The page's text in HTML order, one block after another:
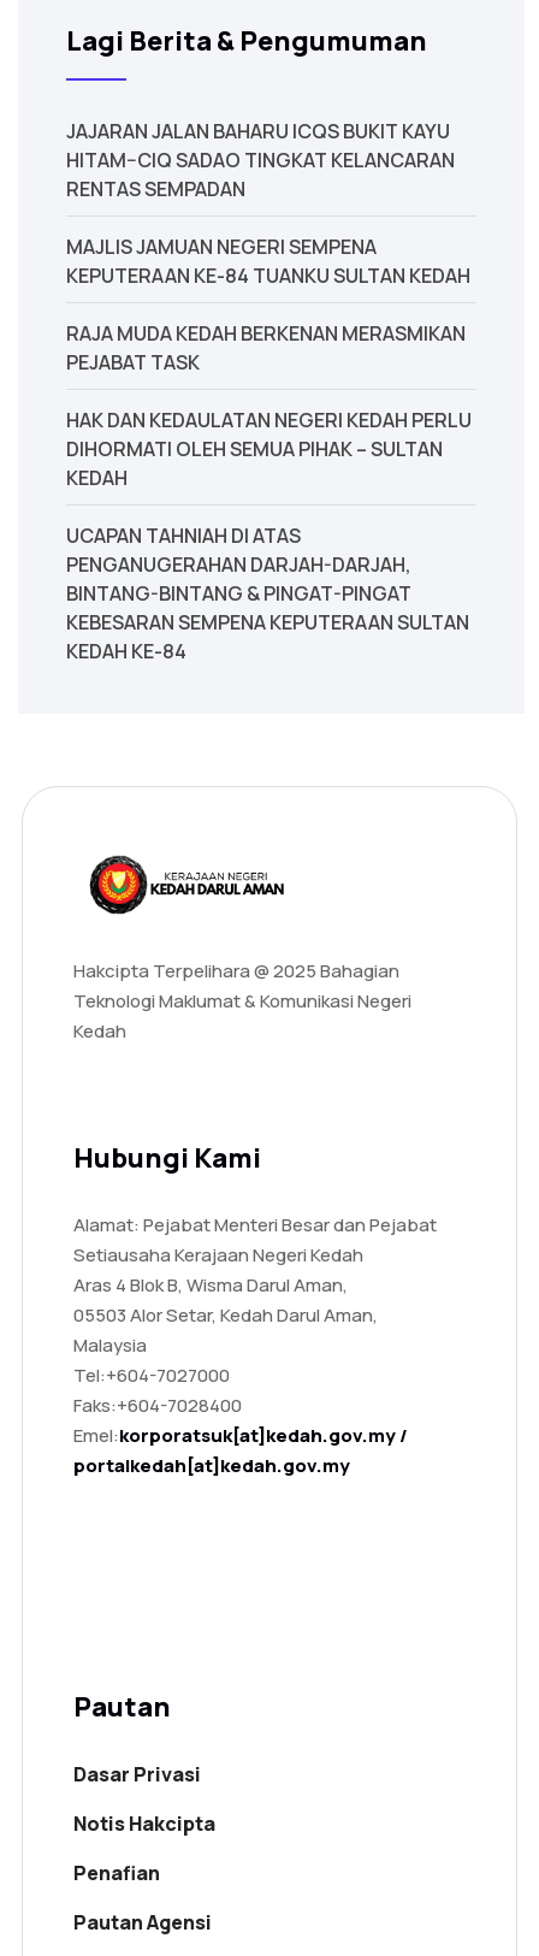
Lagi Berita & Pengumuman
JAJARAN JALAN BAHARU ICQS BUKIT KAYU
HITAM–CIQ SADAO TINGKAT KELANCARAN
RENTAS SEMPADAN
MAJLIS JAMUAN NEGERI SEMPENA
KEPUTERAAN KE-84 TUANKU SULTAN KEDAH
‎RAJA MUDA KEDAH BERKENAN MERASMIKAN
PEJABAT TASK
‎HAK DAN KEDAULATAN NEGERI KEDAH PERLU
DIHORMATI OLEH SEMUA PIHAK – SULTAN
KEDAH
UCAPAN TAHNIAH DI ATAS
PENGANUGERAHAN DARJAH-DARJAH,
BINTANG-BINTANG & PINGAT-PINGAT
KEBESARAN SEMPENA KEPUTERAAN SULTAN
KEDAH KE-84
Hakcipta Terpelihara @ 2025 Bahagian
Teknologi Maklumat & Komunikasi Negeri
Kedah
Hubungi Kami
Alamat: Pejabat Menteri Besar dan Pejabat
Setiausaha Kerajaan Negeri Kedah
Aras 4 Blok B, Wisma Darul Aman,
05503 Alor Setar, Kedah Darul Aman,
Malaysia
Tel:+604-7027000
Faks:+604-7028400
Emel:korporatsuk[at]kedah.gov.my /
portalkedah[at]kedah.gov.my
Pautan
Dasar Privasi
Notis Hakcipta
Penafian
Pautan Agensi